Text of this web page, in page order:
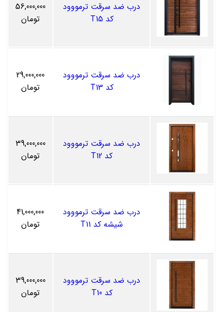
درب ضد سرقت ترمووود
کد T15
56,000,000
تومان
درب ضد سرقت ترمووود
کد T13
29,000,000
تومان
درب ضد سرقت ترمووود
کد T12
39,000,000
تومان
درب ضد سرقت ترمووود
شیشه کد T11
41,000,000
تومان
درب ضد سرقت ترمووود
کد T10
39,000,000
تومان